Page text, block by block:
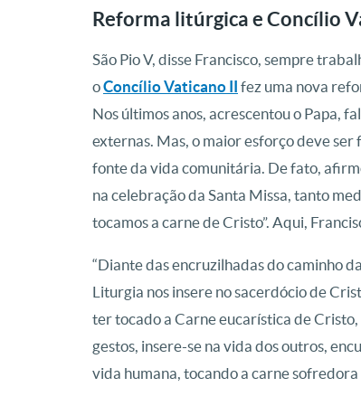
Reforma litúrgica e Concílio
São Pio V, disse Francisco, sempre
oConcílio Vaticano II
fez uma nova
Nos últimos anos, acrescentou o Papa,
externas. Mas, o maior esforço deve
fonte da vida comunitária. De fato,
na celebração da Santa Missa, tanto
tocamos a carne de Cristo”. Aqui,
“Diante das encruzilhadas do caminho
Liturgia nos insere no sacerdócio de
ter tocado a Carne eucarística de
gestos, insere-se na vida dos outros,
vida humana, tocando a carne sofredora